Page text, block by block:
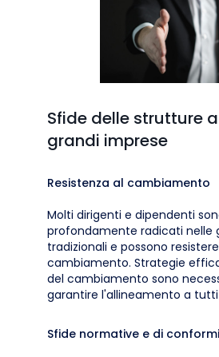
Sfide delle strutture
grandi imprese
Resistenza al cambiamento
Molti dirigenti e dipendenti
profondamente radicati nelle
tradizionali e possono
cambiamento. Strategie
del cambiamento sono
garantire l'allineamento a tutti
Sfide normative e di